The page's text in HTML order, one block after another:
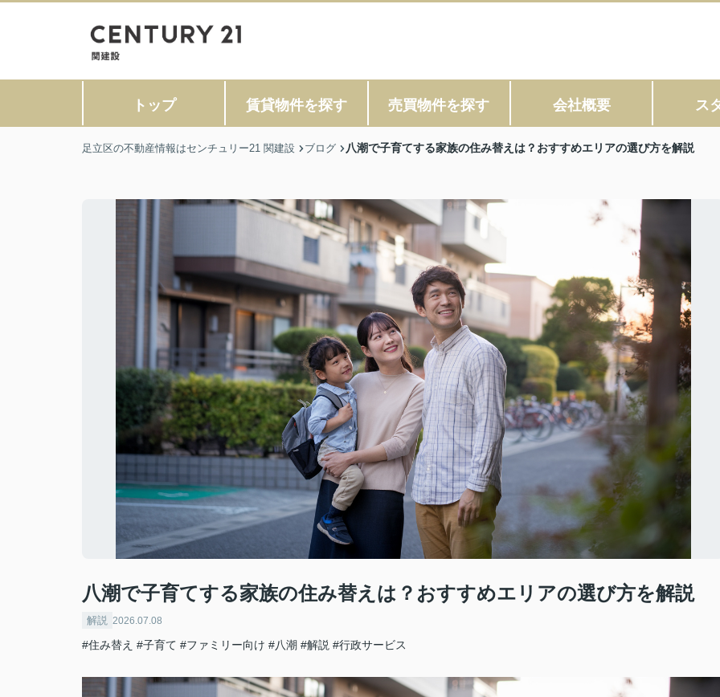
トップ 賃貸物件を探す 売買物件を探す 会社概要 ス
足立区の不動産情報はセンチュリー21 関建設 ブログ 八潮で子育てする家族の住み替えは？おすすめエリアの選び方を解説
八潮で子育てする家族の住み替えは？おすすめエリアの選び方を解説
解説 2026.07.08
#住み替え #子育て #ファミリー向け #八潮 #解説 #行政サービス